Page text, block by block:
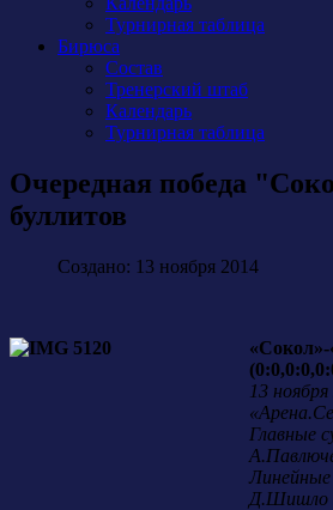
Турнирная таблица
Бирюса
Состав
Тренерский штаб
Календарь
Турнирная таблица
Очередная победа
буллитов
Создано: 13 ноября 2014
13
Главные
Д.Шишло